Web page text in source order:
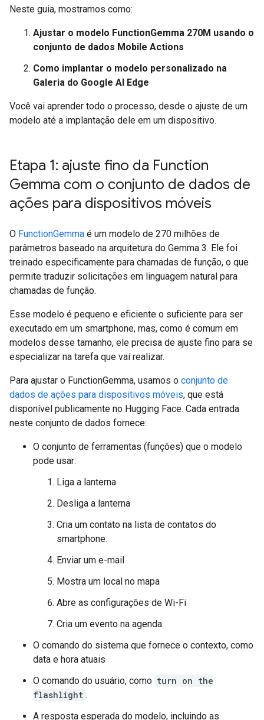
Neste guia, mostramos como:
Ajustar o modelo FunctionGemma 270M usando o
conjunto de dados Mobile Actions
Como implantar o modelo personalizado na
Galeria do Google AI Edge
Você vai aprender todo o processo, desde o ajuste de um
modelo até a implantação dele em um dispositivo.
Etapa 1: ajuste fino da Function
Gemma com o conjunto de dados de
ações para dispositivos móveis
O FunctionGemma é um modelo de 270 milhões de
parâmetros baseado na arquitetura do Gemma 3. Ele foi
treinado especificamente para chamadas de função, o que
permite traduzir solicitações em linguagem natural para
chamadas de função.
Esse modelo é pequeno e eficiente o suficiente para ser
executado em um smartphone, mas, como é comum em
modelos desse tamanho, ele precisa de ajuste fino para se
especializar na tarefa que vai realizar.
Para ajustar o FunctionGemma, usamos o conjunto de
dados de ações para dispositivos móveis, que está
disponível publicamente no Hugging Face. Cada entrada
neste conjunto de dados fornece:
O conjunto de ferramentas (funções) que o modelo
pode usar:
Liga a lanterna
Desliga a lanterna
Cria um contato na lista de contatos do
smartphone.
Enviar um e-mail
Mostra um local no mapa
Abre as configurações de Wi-Fi
Cria um evento na agenda.
O comando do sistema que fornece o contexto, como
data e hora atuais
O comando do usuário, como turn on the
flashlight .
A resposta esperada do modelo, incluindo as